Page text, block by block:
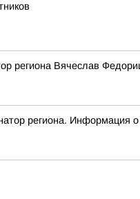
региона Вячеслав
региона. Информация